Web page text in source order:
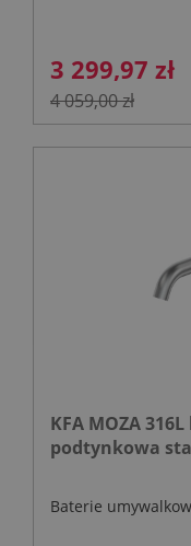
3 299,97 zł
4 059,00 zł
KFA MOZA
podtynkowa
Baterie